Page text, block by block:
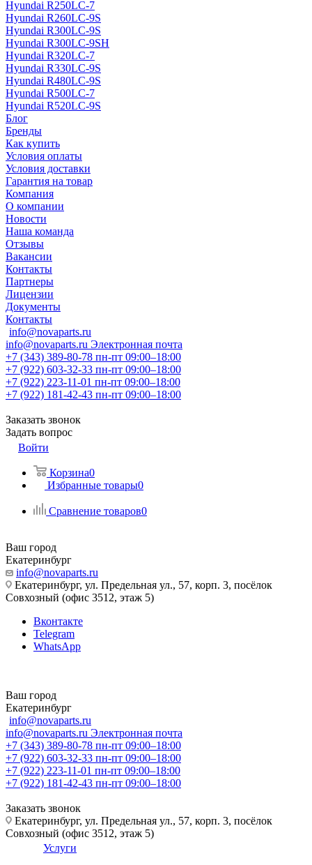
Hyundai R250LC-7
Hyundai R260LC-9S
Hyundai R300LC-9S
Hyundai R300LC-9SH
Hyundai R320LC-7
Hyundai R330LC-9S
Hyundai R480LC-9S
Hyundai R500LC-7
Hyundai R520LC-9S
Блог
Бренды
Как купить
Условия оплаты
Условия доставки
Гарантия на товар
Компания
О компании
Новости
Наша команда
Отзывы
Вакансии
Контакты
Партнеры
Лицензии
Документы
Контакты
info@novaparts.ru
info@novaparts.ru Электронная почта
+7 (343) 389-80-78 пн-пт 09:00–18:00
+7 (922) 603-32-33 пн-пт 09:00–18:00
+7 (922) 223-11-01 пн-пт 09:00–18:00
+7 (922) 181-42-43 пн-пт 09:00–18:00
Заказать звонок
Задать вопрос
Войти
Корзина0
Избранные товары0
Сравнение товаров0
Ваш город
Екатеринбург
info@novaparts.ru
Екатеринбург, ул. Предельная ул., 57, корп. 3, посёлок
Совхозный (офис 3512, этаж 5)
Вконтакте
Telegram
WhatsApp
Ваш город
Екатеринбург
info@novaparts.ru
info@novaparts.ru Электронная почта
+7 (343) 389-80-78 пн-пт 09:00–18:00
+7 (922) 603-32-33 пн-пт 09:00–18:00
+7 (922) 223-11-01 пн-пт 09:00–18:00
+7 (922) 181-42-43 пн-пт 09:00–18:00
Заказать звонок
Екатеринбург, ул. Предельная ул., 57, корп. 3, посёлок
Совхозный (офис 3512, этаж 5)
Услуги